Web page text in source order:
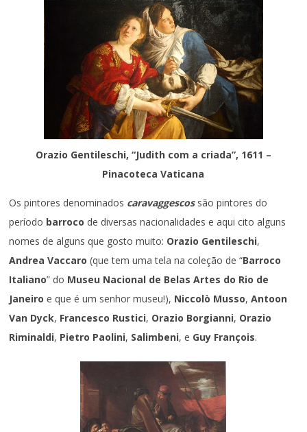
Orazio Gentileschi, “Judith com a criada”, 1611 –
Pinacoteca Vaticana
Os pintores denominados caravaggescos são pintores do
período barroco de diversas nacionalidades e aqui cito alguns
nomes de alguns que gosto muito: Orazio Gentileschi,
Andrea Vaccaro (que tem uma tela na coleção de “Barroco
Italiano” do Museu Nacional de Belas Artes do Rio de
Janeiro e que é um senhor museu!), Niccolò Musso,Antoon
Van Dyck, Francesco Rustici, Orazio Borgianni, Orazio
Riminaldi, Pietro Paolini, Salimbeni, e Guy François.